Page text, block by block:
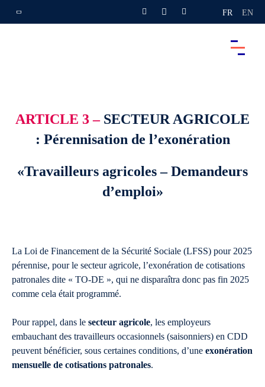
FR EN
ARTICLE 3 –SECTEUR AGRICOLE
: Pérennisation de l’exonération
«Travailleurs agricoles – Demandeurs
d’emploi»
La Loi de Financement de la Sécurité Sociale (LFSS) pour 2025
pérennise, pour le secteur agricole, l’exonération de cotisations
patronales dite « TO-DE », qui ne disparaîtra donc pas fin 2025
comme cela était programmé.
Pour rappel, dans le secteur agricole, les employeurs
embauchant des travailleurs occasionnels (saisonniers) en CDD
peuvent bénéficier, sous certaines conditions, d’une exonération
mensuelle de cotisations patronales.